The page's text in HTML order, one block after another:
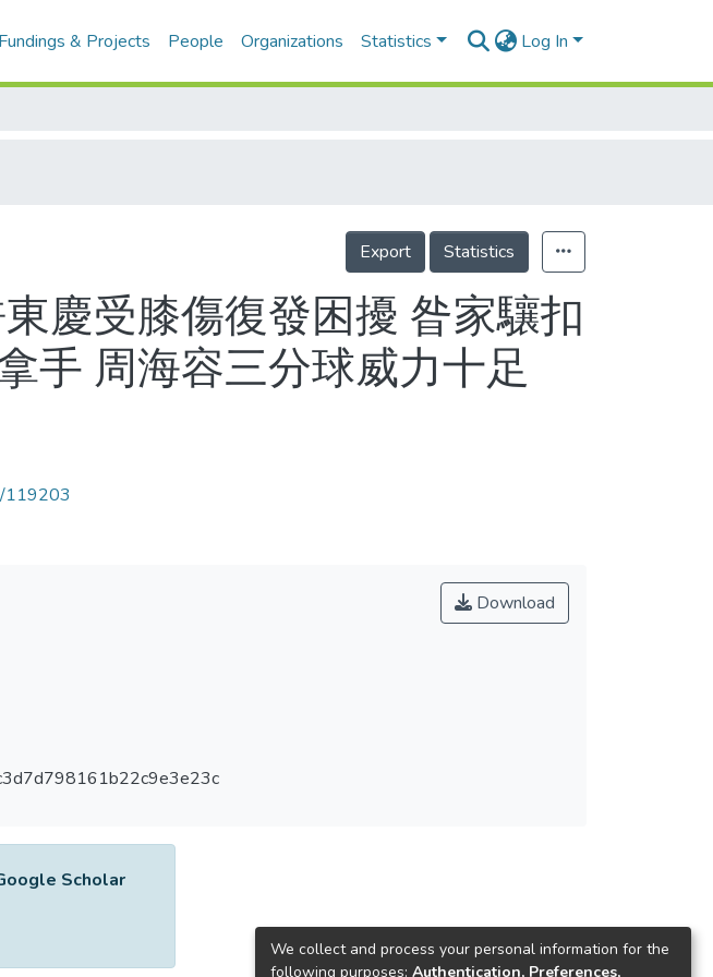
Fundings & Projects People Organizations Statistics Log In
Export Statistics
慶受膝傷復發困擾 昝家驤扣
手 周海容三分球威力十足
119203
Download
Scholar
We collect and process your personal information for the
following purposes: Authentication, Preferences,